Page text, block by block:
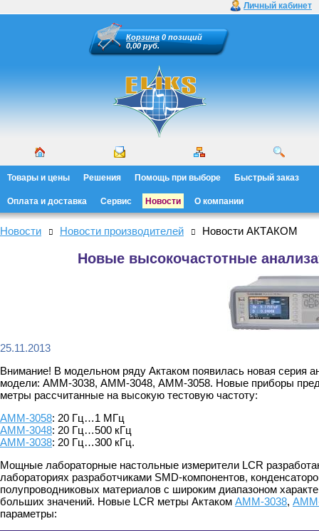
Личный кабинет
Корзина 0 позиций
0,00 руб.
Товары и цены Решения Помощь при выборе Быстрый заказ
Оплата и доставка Сервис Новости О компании
Новости Новости производителей Новости АКТАКОМ
Новые высокочастотные
25.11.2013
Внимание! В модельном ряду Актаком появилась новая серия
модели: АММ-3038, АММ-3048, АММ-3058. Новые приборы
метры рассчитанные на высокую тестовую частоту:
АММ-3058: 20 Гц…1 МГц
АММ-3048: 20 Гц…500 кГц
АММ-3038: 20 Гц…300 кГц.
Мощные лабораторные настольные измерители LCR
лабораториях разработчиками SMD-компонентов,
полупроводниковых материалов с широким диапазоном
больших значений. Новые LCR метры Актаком АММ-3038,
параметры: